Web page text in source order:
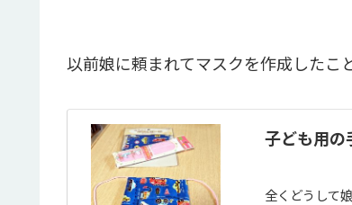
以前娘に頼まれてマスクを作成したこ
子ども用の
全くどうして